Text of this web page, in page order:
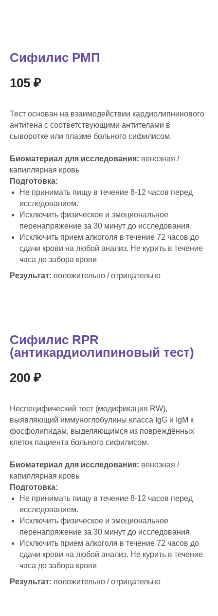
Сифилис РМП
105 ₽
Тест основан на взаимодействии кардиолипнинового
антигена с соответствующими антителами в
сыворотке или плазме больного сифилисом.
Биоматериал для исследования: венозная /
капиллярная кровь
Подготовка:
Не принимать пищу в течение 8-12 часов перед
исследованием.
Исключить физическое и эмоциональное
перенапряжение за 30 минут до исследования.
Исключить прием алкоголя в течение 72 часов до
сдачи крови на любой анализ. Не курить в течение
часа до забора крови
Результат: положительно / отрицательно
Сифилис RPR
(антикардиолипиновый тест)
200 ₽
Неспецифический тест (модификация RW),
выявляющий иммуноглобулины класса IgG и IgM к
фосфолипидам, выделяющимся из повреждённых
клеток пациента больного сифилисом.
Биоматериал для исследования: венозная /
капиллярная кровь
Подготовка:
Не принимать пищу в течение 8-12 часов перед
исследованием.
Исключить физическое и эмоциональное
перенапряжение за 30 минут до исследования.
Исключить прием алкоголя в течение 72 часов до
сдачи крови на любой анализ. Не курить в течение
часа до забора крови
Результат: положительно / отрицательно